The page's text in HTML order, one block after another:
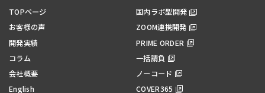
TOPページ
お客様の声
開発実績
コラム
会社概要
English
国内ラボ型開発
ZOOM連携開発
PRIME ORDER
一括請負
ノーコード
COVER365